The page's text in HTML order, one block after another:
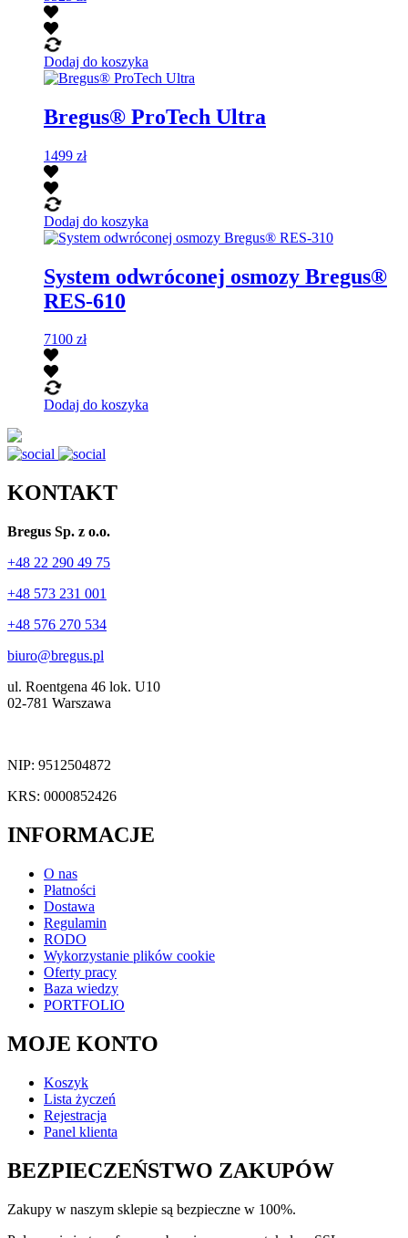
Dodaj do koszyka
Bregus® ProTech Ultra
1499 zł
Dodaj do koszyka
System odwróconej osmozy Bregus®
RES-610
7100 zł
Dodaj do koszyka
KONTAKT
Bregus Sp. z o.o.
+48 22 290 49 75
+48 573 231 001
+48 576 270 534
biuro@bregus.pl
ul. Roentgena 46 lok. U10
02-781 Warszawa
NIP: 9512504872
KRS: 0000852426
INFORMACJE
O nas
Płatności
Dostawa
Regulamin
RODO
Wykorzystanie plików cookie
Oferty pracy
Baza wiedzy
PORTFOLIO
MOJE KONTO
Koszyk
Lista życzeń
Rejestracja
Panel klienta
BEZPIECZEŃSTWO ZAKUPÓW
Zakupy w naszym sklepie są bezpieczne w 100%.